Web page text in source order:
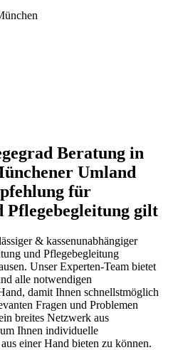
Beratung in
Umland
für
Pflegebegleitung gilt
& kassenunabhängiger
und Pflegebegleitung
Unser Experten-Team bietet
alle notwendigen
damit Ihnen schnellstmöglich
Fragen und Problemen
breites Netzwerk aus
Ihnen individuelle
einer Hand bieten zu können.